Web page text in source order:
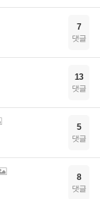
7
댓글
13
댓글
5
댓글
8
댓글